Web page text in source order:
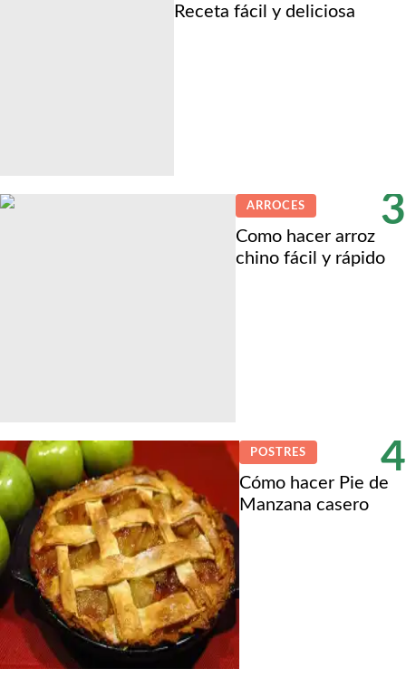
Receta fácil y deliciosa
3
ARROCES
Como hacer arroz
chino fácil y rápido
4
POSTRES
Cómo hacer Pie de
Manzana casero